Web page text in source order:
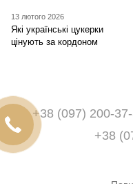
13 лютого 2026
Які українські цукерки
цінують за кордоном
+38 (097) 200-
+38